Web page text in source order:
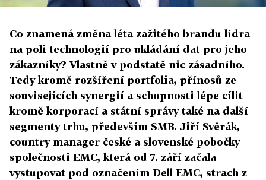
Co znamená změna léta zažitého brandu lídra
na poli technologií pro ukládání dat pro jeho
zákazníky? Vlastně v podstatě nic zásadního.
Tedy kromě rozšíření portfolia, přínosů ze
souvisejících synergií a schopnosti lépe cílit
kromě korporací a státní správy také na další
segmenty trhu, především SMB. Jiří Svěrák,
country manager české a slovenské pobočky
společnosti EMC, která od 7. září začala
vystupovat pod označením Dell EMC, strach z